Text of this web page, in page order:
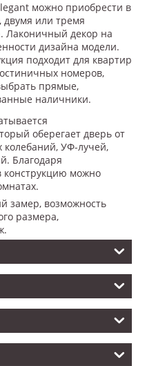
можно приобрести в
двумя или тремя
Лаконичный декор на
дизайна модели.
подходит для квартир
номеров,
прямые,
наличники.
оберегает дверь от
колебаний, УФ-лучей,
Благодаря
конструкцию можно
замер, возможность
размера,